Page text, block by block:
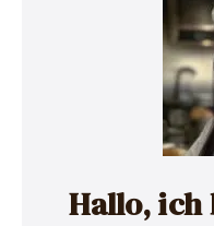
Hallo, ich